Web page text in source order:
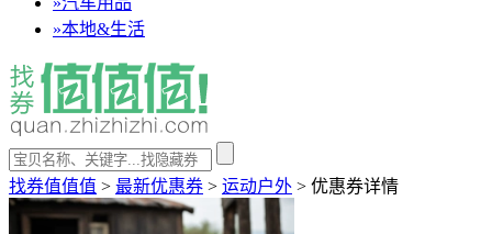
»本地&生活
找券值值值 > 最新优惠券 > 运动户外 > 优惠券详情